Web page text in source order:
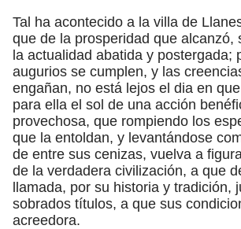
Tal ha acontecido a la villa de
que de la prosperidad que alcanzó,
la actualidad abatida y postergada;
augurios se cumplen, y las
engañan, no está lejos el dia en
para ella el sol de una acción
provechosa, que rompiendo los
que la entoldan, y levantándose
de entre sus cenizas, vuelva a
de la verdadera civilización, a que
llamada, por su historia y tradición,
sobrados títulos, a que sus
acreedora.